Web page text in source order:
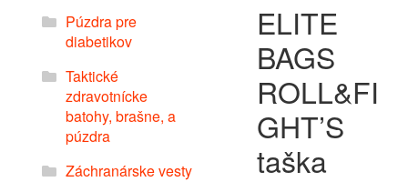
Púzdra pre
diabetikov
Taktické
zdravotnícke
batohy, brašne, a
púzdra
Záchranárske vesty
ELITE
BAGS
ROLL&FI
GHT’S
taška